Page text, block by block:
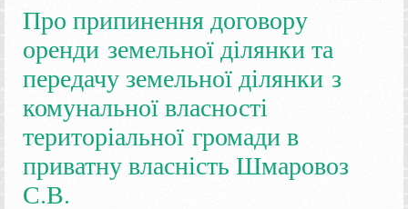
Про припинення договору
оренди земельної ділянки та
передачу земельної ділянки з
комунальної власності
територіальної громади в
приватну власність Шмаровоз
С.В.